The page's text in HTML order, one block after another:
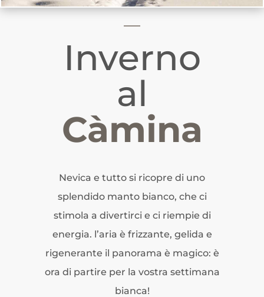
Inverno
al
Càmina
Nevica e tutto si ricopre di uno
splendido manto bianco, che ci
stimola a divertirci e ci riempie di
energia. l’aria è frizzante, gelida e
rigenerante il panorama è magico: è
ora di partire per la vostra settimana
bianca!